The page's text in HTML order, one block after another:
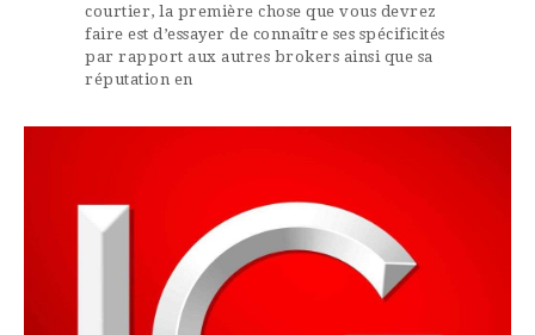
courtier, la première chose que vous devrez
faire est d’essayer de connaître ses spécificités
par rapport aux autres brokers ainsi que sa
réputation en